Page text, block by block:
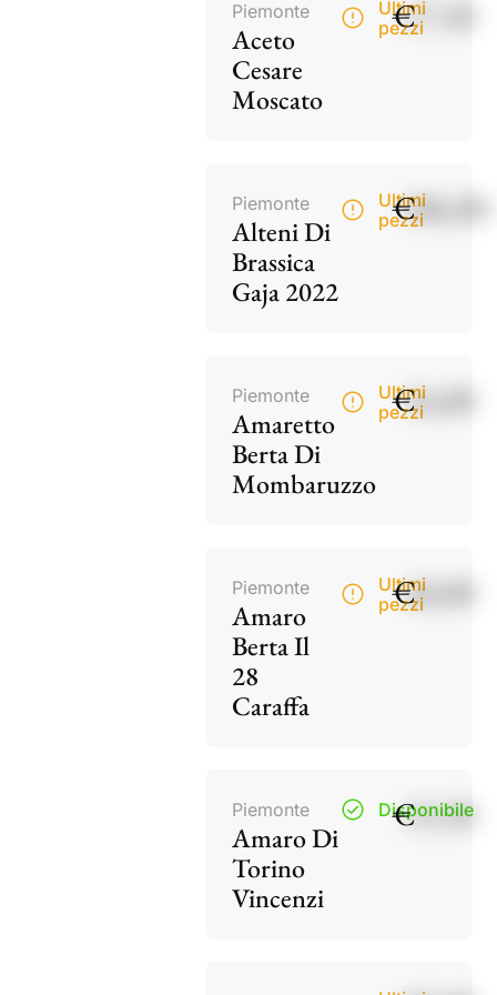
Piemonte
Aceto
Cesare
Moscato
Ultimi
pezzi
€17,50
Piemonte
Alteni Di
Brassica
Gaja 2022
Ultimi
pezzi
€186,00
Piemonte
Amaretto
Berta Di
Mombaruzzo
Ultimi
pezzi
€34,00
Piemonte
Amaro
Berta Il
28
Caraffa
Ultimi
pezzi
€40,00
Piemonte
Amaro Di
Torino
Vincenzi
Disponibile
€15,50